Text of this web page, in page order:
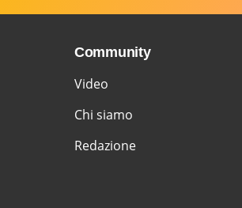
Community
Video
Chi siamo
Redazione